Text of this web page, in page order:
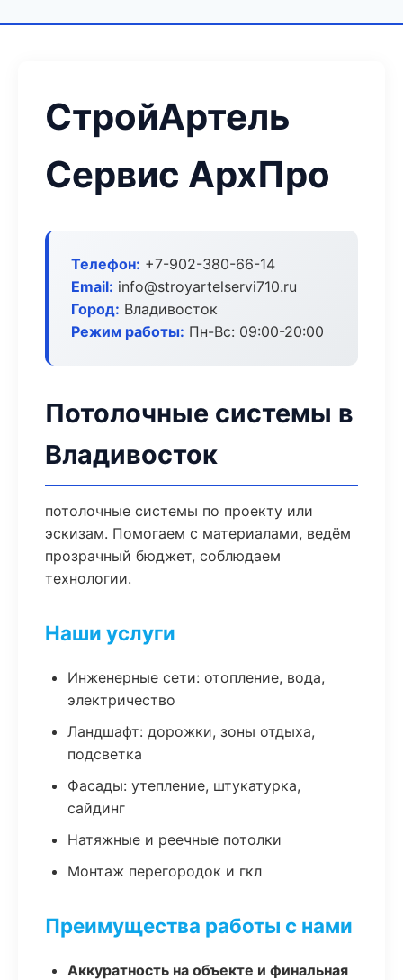
СтройАртель
Сервис АрхПро
Телефон: +7-902-380-66-14
Email: info@stroyartelservi710.ru
Город: Владивосток
Режим работы: Пн-Вс: 09:00-20:00
Потолочные системы в
Владивосток
потолочные системы по проекту или
эскизам. Помогаем с материалами, ведём
прозрачный бюджет, соблюдаем
технологии.
Наши услуги
Инженерные сети: отопление, вода,
электричество
Ландшафт: дорожки, зоны отдыха,
подсветка
Фасады: утепление, штукатурка,
сайдинг
Натяжные и реечные потолки
Монтаж перегородок и гкл
Преимущества работы с нами
Аккуратность на объекте и финальная